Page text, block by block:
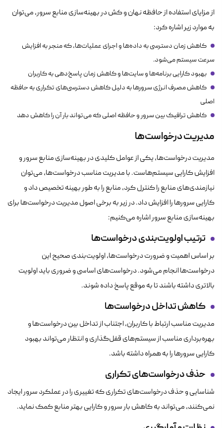
از مزایای استفاده از حافظه نهان و کش در بهینه‌سازی منابع سرور، می‌توان
به موارد زیر اشاره کرد:
کاهش زمان دسترسی به داده‌ها و اجرای عملیات‌ها، که منجر به افزایش
سرعت سیستم می‌شود.
بهبود کارایی برنامه‌ها و سایت‌ها و کاهش زمان پاسخ‌دهی به کاربران
کاهش مصرف انرژی سرورها به دلیل کاهش دسترسی‌های تکراری به حافظه
اصلی
کاهش ترافیک بین سرور و حافظه اصلی که می‌تواند بار آن را کاهش دهد
مدیریت درخواست‌ها
مدیریت درخواست‌ها، یکی از عوامل کلیدی در بهینه‌سازی منابع سرور و
افزایش کارایی سیستم‌هاست. با مدیریت مناسب درخواست‌ها، می‌توان
نیازمندی‌های منابع را کنترل کرد، منابع را به طور بهینه تخصیص داد و
کارایی سرورها را افزایش داد. در زیر به برخی اصول مدیریت درخواست‌ها برای
بهینه‌سازی منابع سرور اشاره می‌کنیم:
ترتیب اولویت‌بندی درخواست‌ها
بر اساس اهمیت و ضرورت درخواست‌ها، اولویت‌بندی صحیح این
درخواست‌ها انجام می‌شود. درخواست‌های اساسی و ضروری باید اولویت
بالاتری داشته باشند تا به موقع پاسخ داده شوند.
کاهش تداخل درخواست‌ها
مدیریت مناسب ارتباط با کاربران، اجتناب از تداخل بین درخواست‌ها و
بهره‌برداری مناسب از سیستم‌های قفل‌گذاری و انتظار می‌تواند بهبود
کارایی سرورها را به همراه داشته باشد.
حذف درخواست‌های تکراری
شناسایی و حذف درخواست‌های تکراری که تغییری را در عملکرد سرور ایجاد
نمی‌کنند، می‌تواند به کاهش بار سرور و کارایی بهتر منابع کمک نماید.